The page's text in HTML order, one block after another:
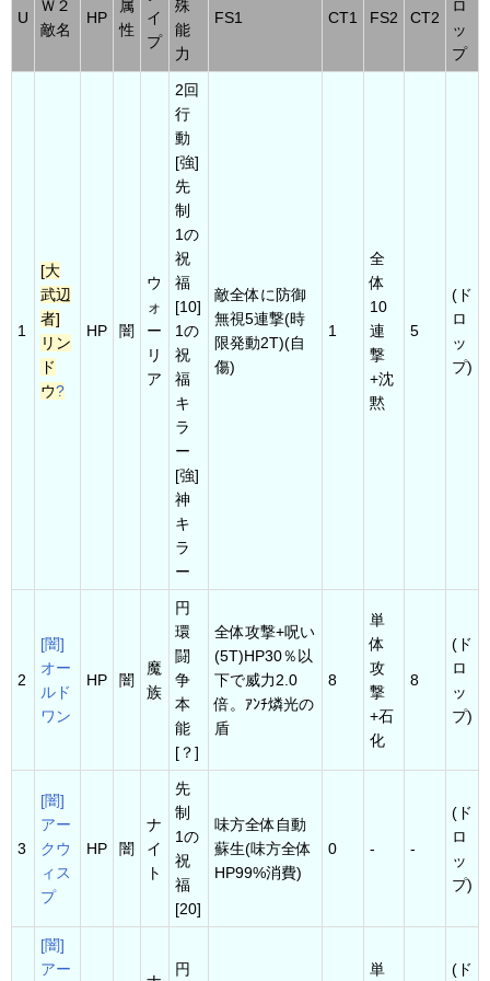
U
Ｗ２
敵名
HP
属
性
イ
プ
殊
能
力
FS1 CT1 FS2 CT2
ロ
ッ
プ
1
[大
武辺
者]
リン
ド
ウ?
HP 闇
ウ
ォ
ー
リ
ア
2回
行
動
[強]
先
制
1の
祝
福
[10]
1の
祝
福
キ
ラ
ー
[強]
神
キ
ラ
ー
敵全体に防御
無視5連撃(時
限発動2T)(自
傷)
1
全
体
10
連
撃
+沈
黙
5
(ド
ロ
ッ
プ)
2
[闇]
オー
ルド
ワン
HP 闇
魔
族
円
環
闘
争
本
能
[？]
全体攻撃+呪い
(5T)HP30％以
下で威力2.0
倍。ｱﾝﾁ燐光の
盾
8
単
体
攻
撃
+石
化
8
(ド
ロ
ッ
プ)
3
[闇]
アー
クウ
ィス
プ
HP 闇
ナ
イ
ト
先
制
1の
祝
福
[20]
味方全体自動
蘇生(味方全体
HP99%消費)
0 - -
(ド
ロ
ッ
プ)
[闇]
アー
円 単 (ド